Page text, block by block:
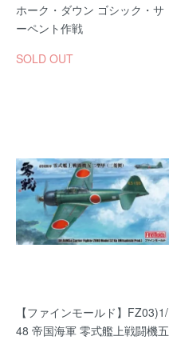
ホーク・ダウン ゴシック・サ
ーペント作戦
SOLD OUT
【ファインモールド】FZ03)1/
48 帝国海軍 零式艦上戦闘機五